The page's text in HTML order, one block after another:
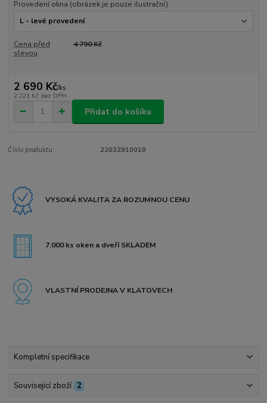
Provedení okna (obrázek je pouze ilustrační)
Cena před
slevou
4 790 Kč
2 690 Kč/ks
2 223 Kč bez DPH
Přidat do košíku
Číslo produktu: 22032910010
VYSOKÁ KVALITA ZA ROZUMNOU CENU
7.000 ks oken a dveří SKLADEM
VLASTNÍ PRODEJNA V KLATOVECH
Kompletní specifikace
Související zboží 2